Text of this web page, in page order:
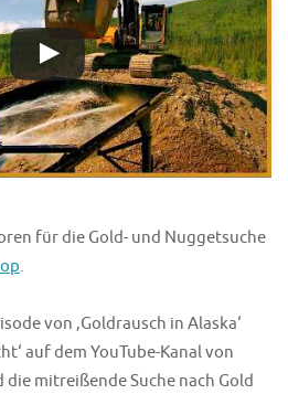
für die Gold- und Nuggetsuche
.
von ‚Goldrausch in Alaska‘
auf dem YouTube-Kanal von
die mitreißende Suche nach Gold